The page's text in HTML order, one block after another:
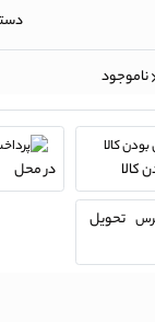
ناموجود
کالا
در محل
تحویل